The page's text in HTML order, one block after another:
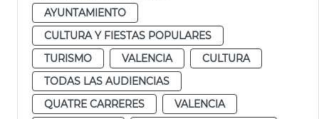
AYUNTAMIENTO
CULTURA Y FIESTAS POPULARES
TURISMO
VALENCIA
CULTURA
TODAS LAS AUDIENCIAS
QUATRE CARRERES
VALENCIA